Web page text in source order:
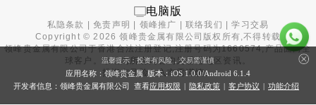
电脑版
私隐条款 |免责声明 | 领峰推广 |联络我们 |学习交易
Copyright © 2026 领峰贵金属有限公司版权所有,不得转载
领峰贵金属有限公司于香港合法注册登记,注册号码为1660574,产品面向全
球客户。本站内所有内容均为香港地区资讯。
投资有风险，入市需谨慎。
温馨提示：投资有风险，交易需谨慎
应用名称：领峰贵金属 版本：iOS 1.0.0/Android 6.1.4
开发者信息：领峰贵金属有限公司 查看应用权限 | 隐私政策 | 客户协议 | 功能介绍